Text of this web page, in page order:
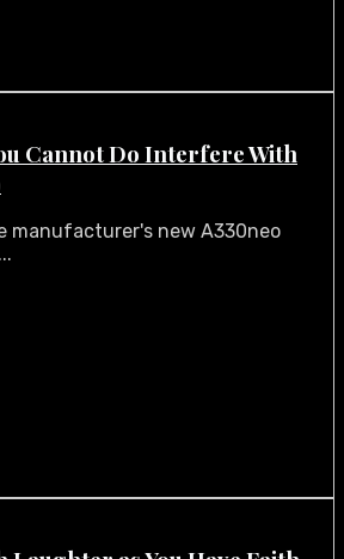
Cannot Do Interfere With
manufacturer's new A330neo